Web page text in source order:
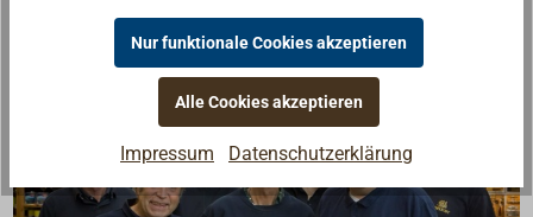
Nur funktionale Cookies akzeptieren
Alle Cookies akzeptieren
Impressum Datenschutzerklärung